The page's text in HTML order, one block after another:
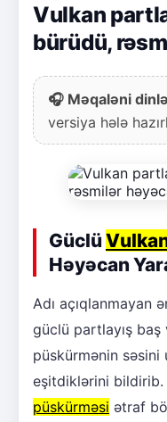
Vulkan
bürüdü,
🎧 Məqaləni
versiya hələ
Güclü
Həyəcan
Adı açıqlanmayan
güclü partlayış
püskürmənin
eşitdiklərini bildirib.
püskürməsi ətraf